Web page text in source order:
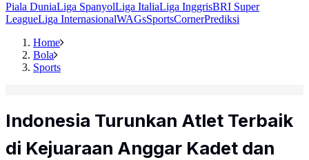
Piala DuniaLiga SpanyolLiga ItaliaLiga InggrisBRI Super
LeagueLiga InternasionalWAGsSportsCornerPrediksi
Home
Bola
Sports
Indonesia Turunkan Atlet Terbaik
di Kejuaraan Anggar Kadet dan